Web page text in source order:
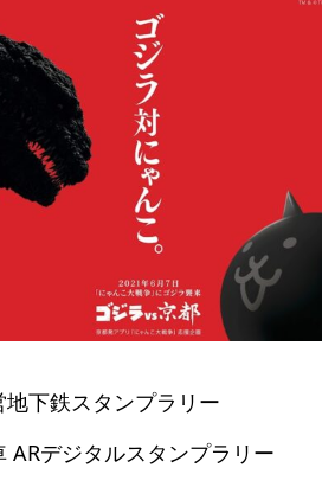
地下鉄スタンプラリー
ARデジタルスタンプラリー